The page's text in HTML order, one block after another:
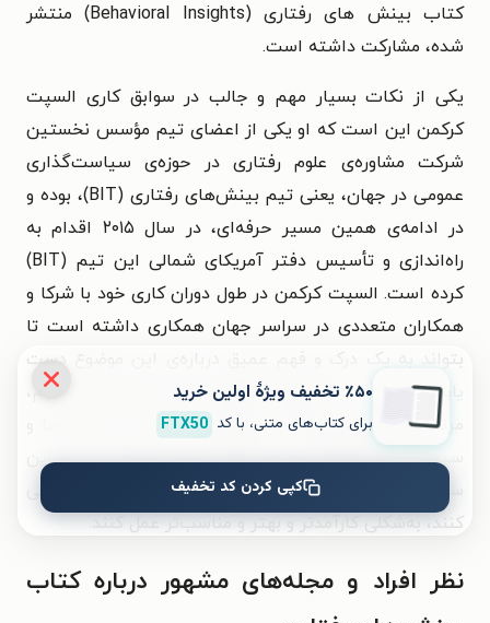
کتاب بینش های رفتاری (Behavioral Insights) منتشر
شده، مشارکت داشته است.
یکی از نکات بسیار مهم و جالب در سوابق کاری السپت
کرکمن این است که او یکی از اعضای تیم مؤسس نخستین
شرکت مشاوره‌ی علوم رفتاری در حوزه‌ی سیاست‌گذاری
عمومی در جهان، یعنی تیم بینش‌های رفتاری (BIT)، بوده و
در ادامه‌ی همین مسیر حرفه‌ای، در سال ۲۰۱۵ اقدام به
راه‌اندازی و تأسیس دفتر آمریکای شمالی این تیم (BIT)
کرده است. السپت کرکمن در طول دوران کاری خود با شرکا و
همکاران متعددی در سراسر جهان همکاری داشته است تا
بتواند به یک درک و فهم عمیق درباره‌ی این موضوع دست
یابد که چرا ما انسان‌ها کارهایی را که انجام می‌دهیم،
مرتکب می‌شویم و چگونه می‌توانیم فرایندها، سیاست‌ها و
سیستم‌های گوناگون را به‌گونه‌ای طراحی کنیم که این
ساختارها برای افرادی که قرار است به آن‌ها خدمت‌رسانی
کنند، به‌شکلی کارآمدتر و بهتر و مناسب‌تر عمل کنند.
نظر افراد و مجله‌های مشهور درباره کتاب
٪۵۰ تخفیف ویژۀ اولین خرید
برای کتاب‌های متنی، با کد FTX50
کپی کردن کد تخفیف